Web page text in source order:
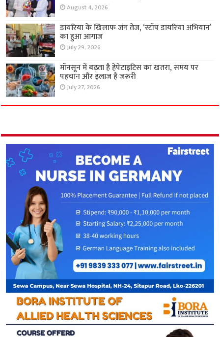
August 4, 2026
डायरिया के खिलाफ जंग तेज, ‘स्टॉप डायरिया अभियान’
का हुआ आगाज
July 29, 2026
मॉनसून में बढ़ता है हेपेटाइटिस का खतरा, समय पर
पहचान और इलाज है जरूरी
July 27, 2026